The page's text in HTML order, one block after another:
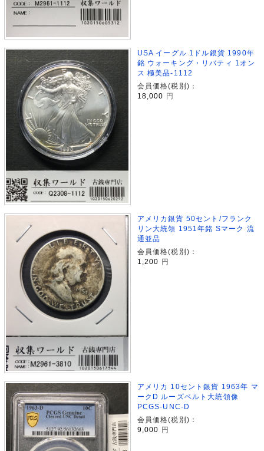
USA イーグル 1ドル銀貨 1990年
銘 ウォーキング・リバティ 1オン
ス 極美品-1112
会員価格(税別)：
18,000 円
アメリカ銀貨 50セント/フランク
リン大統領 1951年銘 Sマーク 流
通並品
会員価格(税別)：
1,200 円
アメリカ 10セント銀貨 1963年 マ
ークD ルーズベルト大統領像
PCGS-UNC-D
会員価格(税別)：
9,000 円